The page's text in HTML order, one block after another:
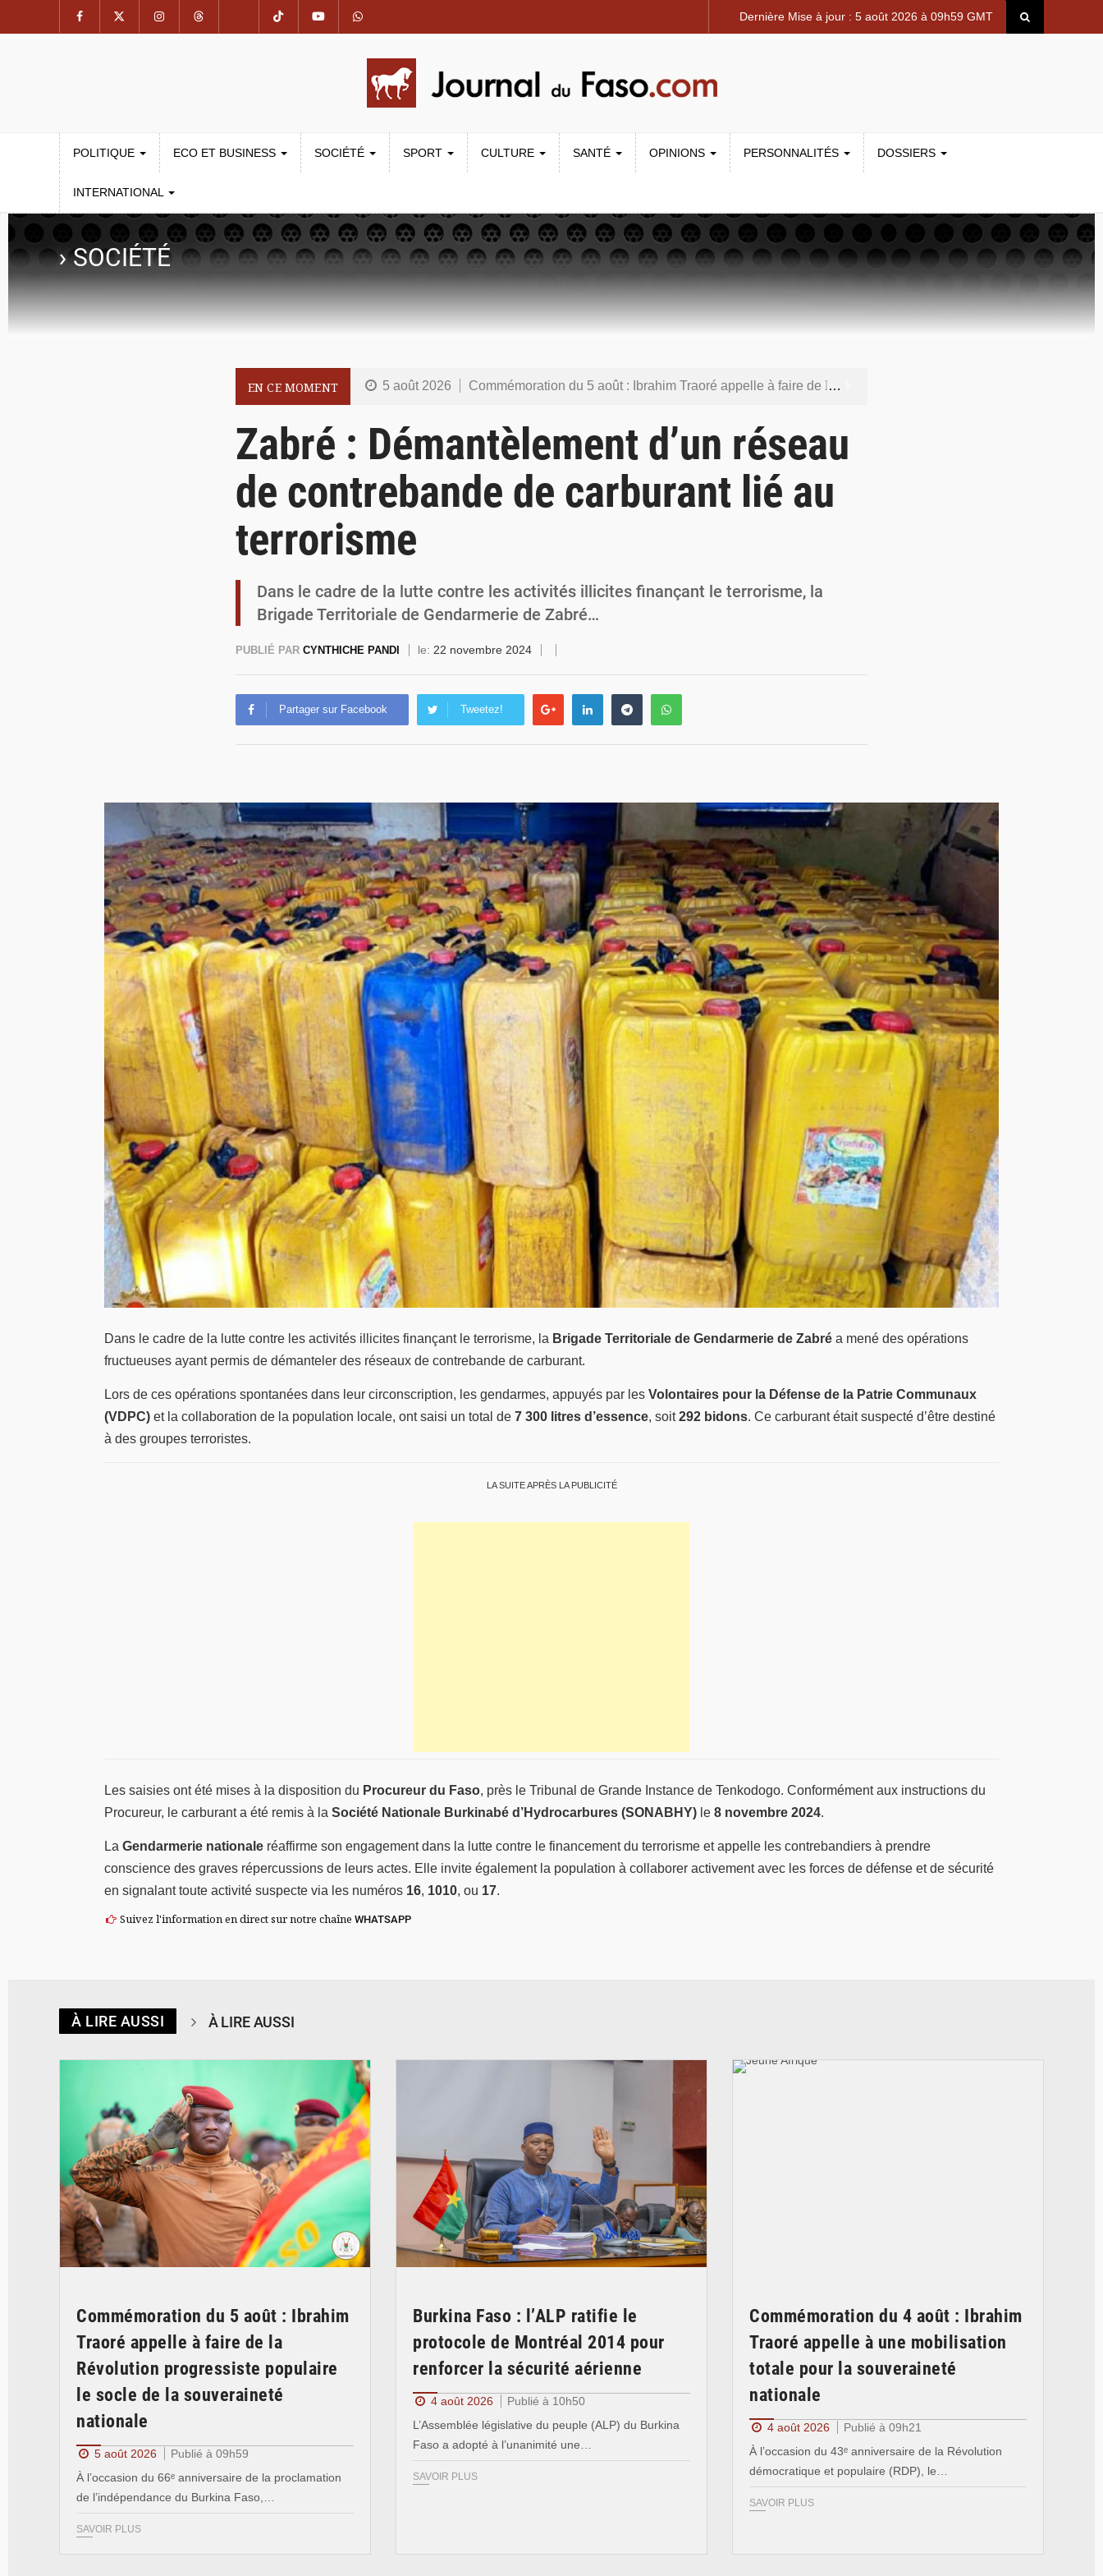
Dernière Mise à jour : 5 août 2026 à 09h59 GMT
POLITIQUE ECO ET BUSINESS SOCIÉTÉ SPORT CULTURE SANTÉ OPINIONS PERSONNALITÉS DOSSIERS
INTERNATIONAL
›SOCIÉTÉ
EN CE MOMENT 5 août 2026 Commémoration du 5 août : Ibrahim Traoré appelle à faire de la Révolution progressiste populaire le socle de la souveraineté nationale
4 août 2026 Commémoration du 4 août : Ibrahim Traoré appelle à une mobilisation totale pour la souveraineté nationale
3 août 2026 Burkina Faso : la VIDEO-verbalisation enregistre plus de 1 000 infractions en douze heures
3 août 2026
Zabré : Démantèlement d’un réseau
de contrebande de carburant lié au
terrorisme
Dans le cadre de la lutte contre les activités illicites finançant le terrorisme, la
Brigade Territoriale de Gendarmerie de Zabré…
PUBLIÉ PAR CYNTHICHE PANDI le: 22 novembre 2024
Partager sur Facebook Tweetez!
Dans le cadre de la lutte contre les activités illicites finançant le terrorisme, la Brigade Territoriale de Gendarmerie de Zabré a mené des opérations
fructueuses ayant permis de démanteler des réseaux de contrebande de carburant.
Lors de ces opérations spontanées dans leur circonscription, les gendarmes, appuyés par les Volontaires pour la Défense de la Patrie Communaux
(VDPC) et la collaboration de la population locale, ont saisi un total de 7 300 litres d’essence, soit292 bidons. Ce carburant était suspecté d’être destiné
à des groupes terroristes.
LA SUITE APRÈS LA PUBLICITÉ
Les saisies ont été mises à la disposition du Procureur du Faso, près le Tribunal de Grande Instance de Tenkodogo. Conformément aux instructions du
Procureur, le carburant a été remis à la Société Nationale Burkinabé d’Hydrocarbures (SONABHY) le 8 novembre 2024.
La Gendarmerie nationale réaffirme son engagement dans la lutte contre le financement du terrorisme et appelle les contrebandiers à prendre
conscience des graves répercussions de leurs actes. Elle invite également la population à collaborer activement avec les forces de défense et de sécurité
en signalant toute activité suspecte via les numéros 16, 1010, ou 17.
Suivez l'information en direct sur notre chaîneWHATSAPP
À LIRE AUSSI À LIRE AUSSI
Commémoration du 5 août : Ibrahim
Traoré appelle à faire de la
Révolution progressiste populaire
le socle de la souveraineté
nationale
5 août 2026
Publié à 09h59
À l’occasion du 66ᵉ anniversaire de la proclamation
de l’indépendance du Burkina Faso,…
SAVOIR PLUS
Burkina Faso : l’ALP ratifie le
protocole de Montréal 2014 pour
renforcer la sécurité aérienne
4 août 2026
Publié à 10h50
L’Assemblée législative du peuple (ALP) du Burkina
Faso a adopté à l’unanimité une…
SAVOIR PLUS
Commémoration du 4 août : Ibrahim
Traoré appelle à une mobilisation
totale pour la souveraineté
nationale
4 août 2026
Publié à 09h21
À l’occasion du 43ᵉ anniversaire de la Révolution
démocratique et populaire (RDP), le…
SAVOIR PLUS